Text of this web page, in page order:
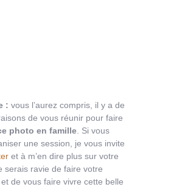
: vous l’aurez compris, il y a de
de vous réunir pour faire
photo en famille . Si vous
une session, je vous invite
et à m’en dire plus sur votre
serais ravie de faire votre
de vous faire vivre cette belle